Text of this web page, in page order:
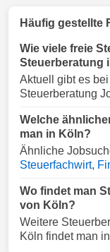
Häufig gestellte
Wie viele freie
Steuerberatung
Aktuell gibt es bei
Steuerberatung
Welche
man in Köln?
Ähnliche
Steuerfachwirt,
Wo findet man
von Köln?
Weitere
Köln findet man in